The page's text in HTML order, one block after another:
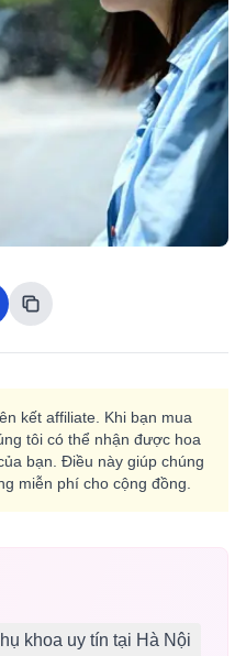
kết affiliate. Khi bạn mua
tôi có thể nhận được hoa
bạn. Điều này giúp chúng
miễn phí cho cộng đồng.
khoa uy tín tại Hà Nội